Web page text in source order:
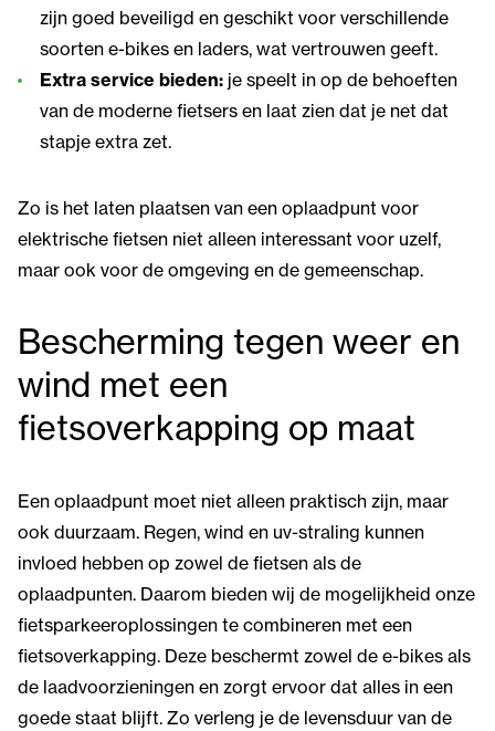
zijn goed beveiligd en geschikt voor verschillende
soorten e-bikes en laders, wat vertrouwen geeft.
Extra service bieden: je speelt in op de behoeften
van de moderne fietsers en laat zien dat je net dat
stapje extra zet.
Zo is het laten plaatsen van een oplaadpunt voor
elektrische fietsen niet alleen interessant voor uzelf,
maar ook voor de omgeving en de gemeenschap.
Bescherming tegen weer en
wind met een
fietsoverkapping op maat
Een oplaadpunt moet niet alleen praktisch zijn, maar
ook duurzaam. Regen, wind en uv-straling kunnen
invloed hebben op zowel de fietsen als de
oplaadpunten. Daarom bieden wij de mogelijkheid onze
fietsparkeeroplossingen te combineren met een
fietsoverkapping. Deze beschermt zowel de e-bikes als
de laadvoorzieningen en zorgt ervoor dat alles in een
goede staat blijft. Zo verleng je de levensduur van de